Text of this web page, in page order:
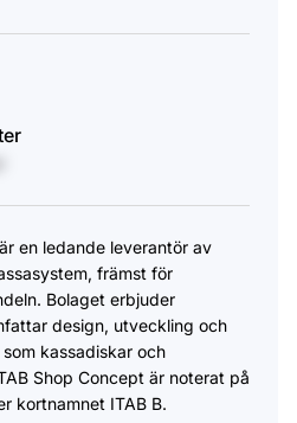
en ledande leverantör av
främst för
Bolaget erbjuder
design, utveckling och
kassadiskar och
Shop Concept är noterat på
kortnamnet ITAB B.